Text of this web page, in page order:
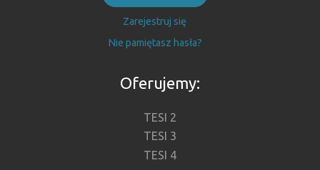
Zarejestruj się
Nie pamiętasz hasła?
Oferujemy:
TESI 2
TESI 3
TESI 4